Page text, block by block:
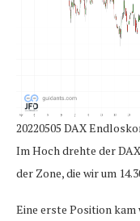
20220505 DAX
Im Hoch drehte der
der Zone, die wir um
Eine erste Position kam